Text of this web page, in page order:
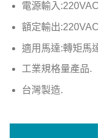
電源輸入
額定輸出
適用馬達:轉矩馬
工業規格量產品.
台灣製造.